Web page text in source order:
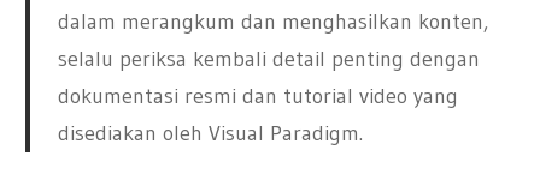
dalam merangkum dan menghasilkan konten,
selalu periksa kembali detail penting dengan
dokumentasi resmi dan tutorial video yang
disediakan oleh Visual Paradigm.